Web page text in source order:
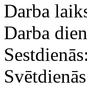
Darba
Darba
Sestdienās: